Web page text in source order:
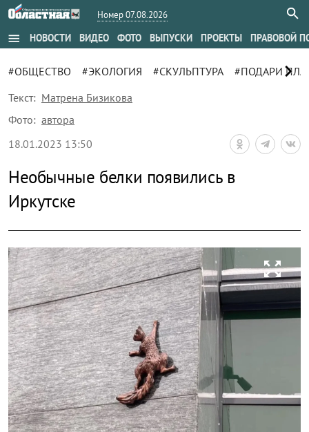
Номер 07.08.2026
menu НОВОСТИ ВИДЕО ФОТО ВЫПУСКИ ПРОЕКТЫ ПРАВОВОЙ
#ОБЩЕСТВО #ЭКОЛОГИЯ #СКУЛЬПТУРА #ПОДАРИchevron_right
Текст: Матрена Бизикова
Фото: автора
18.01.2023 13:50
Необычные белки появились в
Иркутске
zoom_out_map